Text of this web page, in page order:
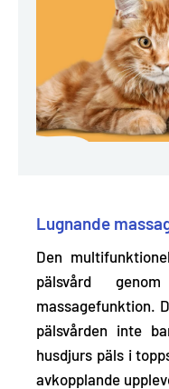
Lugnande
Den
pälsvård
massagefunktion.
pälsvården inte
husdjurs päls i
avkopplande